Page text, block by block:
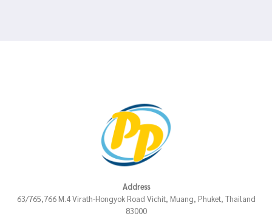
Address
63/765,766 M.4 Virath-Hongyok Road Vichit, Muang, Phuket, Thailand
83000